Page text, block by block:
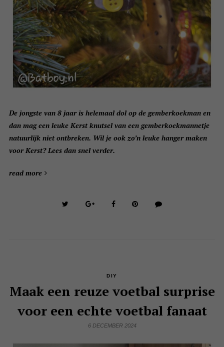
De jongste van 8 jaar is helemaal dol op de gemberkoekman en
dan mag een leuke Kerst knutsel van een gemberkoekmannetje
natuurlijk niet ontbreken. Wil je ook zo’n leuke hanger maken
voor Kerst? Lees dan snel verder.
read more
DIY
Maak een reuze voetbal surprise
voor een echte voetbal fanaat
6 DECEMBER 2024